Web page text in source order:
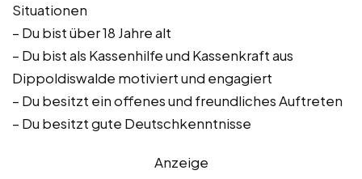
Situationen
– Du bist über 18 Jahre alt
– Du bist als Kassenhilfe und Kassenkraft aus
Dippoldiswalde motiviert und engagiert
– Du besitzt ein offenes und freundliches Auftreten
– Du besitzt gute Deutschkenntnisse
Anzeige